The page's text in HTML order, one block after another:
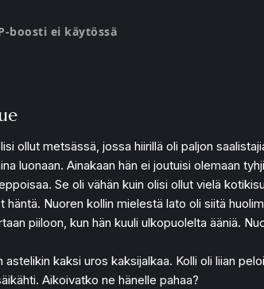
boosti ei käytössä
ollut metsässä, jossa hiirillä oli paljon
luonaan. Ainakaan hän ei joutuisi olemaan
Se oli vähän kuin olisi ollut vielä
Nuoren kollin mielestä lato oli siitä
piiloon, kun hän kuuli ulkopuolelta ääniä.
astelikin kaksi uros kaksijalkaa. Kolli oli liian
Aikoivatko ne hänelle pahaa?